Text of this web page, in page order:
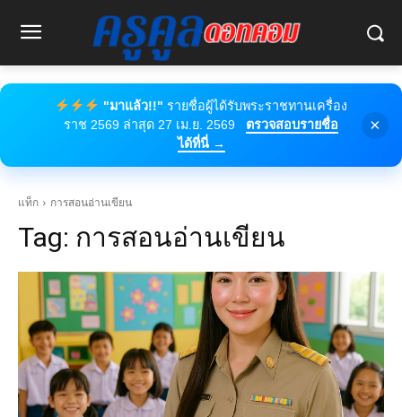
"มาแล้ว!!" รายชื่อผู้ได้รับพระราชทานเครื่อง
ราช 2569 ล่าสุด 27 เม.ย. 2569
ตรวจสอบรายชื่อ
ได้ที่นี่ →
×
แท็ก การสอนอ่านเขียน
Tag: การสอนอ่านเขียน